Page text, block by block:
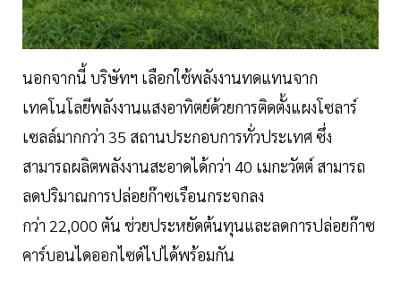
นอกจากนี้ บริษัทฯ เลือกใช้พลังงานทดแทนจาก
เทคโนโลยีพลังงานแสงอาทิตย์ด้วยการติดตั้งแผงโซลาร์
เซลล์มากกว่า 35 สถานประกอบการทั่วประเทศ ซึ่ง
สามารถผลิตพลังงานสะอาดได้กว่า 40 เมกะวัตต์ สามารถ
ลดปริมาณการปล่อยก๊าซเรือนกระจกลง
กว่า 22,000 ตัน ช่วยประหยัดต้นทุนและลดการปล่อยก๊าซ
คาร์บอนไดออกไซด์ไปได้พร้อมกัน